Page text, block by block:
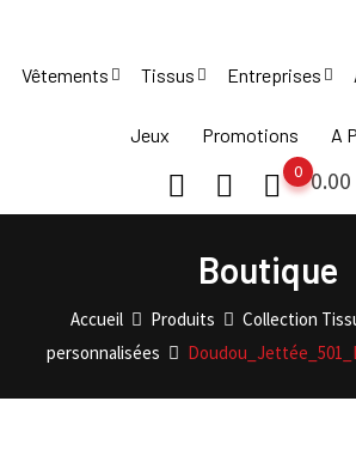
content
Vêtements Tissus Entreprises
Jeux Promotions A
0.00
0
Boutique
Accueil Produits Collection
personnalisées